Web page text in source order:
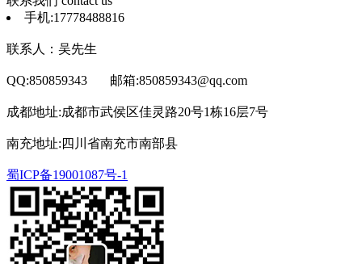
手机:17778488816
联系人：吴先生
QQ:850859343 邮箱:850859343@qq.com
成都地址:成都市武侯区佳灵路20号1栋16层7号
南充地址:四川省南充市南部县
蜀ICP备19001087号-1